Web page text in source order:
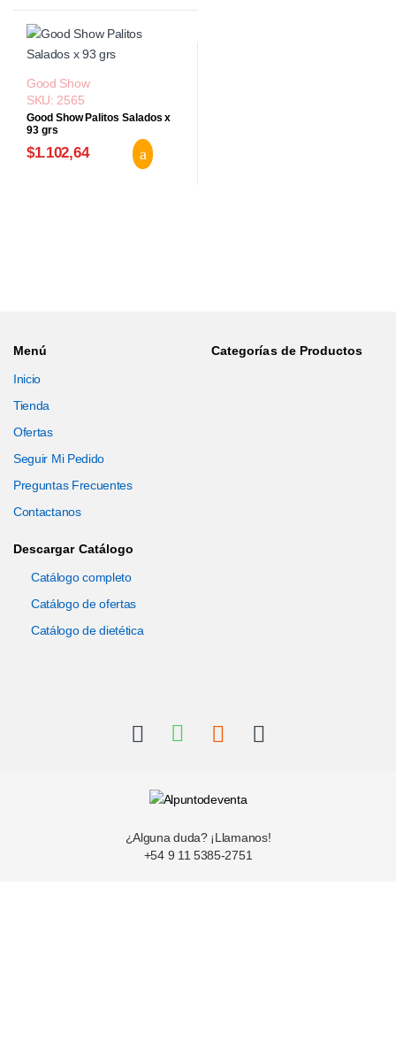
Good Show
SKU: 2565
Good Show Palitos Salados x
93 grs
$1.102,64
Menú
Inicio
Tienda
Ofertas
Seguir Mi Pedido
Preguntas Frecuentes
Contactanos
Categorías de Productos
Descargar Catálogo
Catálogo completo
Catálogo de ofertas
Catálogo de dietética
¿Alguna duda? ¡Llamanos!
+54 9 11 5385-2751